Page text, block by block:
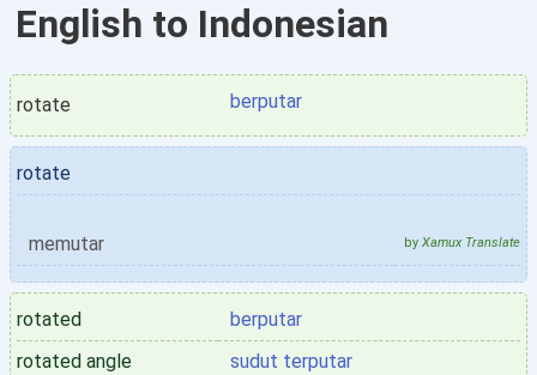
English to Indonesian
rotate berputar
rotate
memutar by Xamux Translate
rotated
berputar
rotated angle
sudut terputar